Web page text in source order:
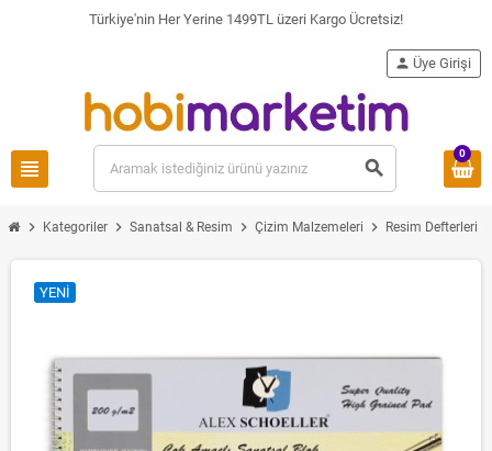
Türkiye'nin Her Yerine 1499TL üzeri Kargo Ücretsiz!
view_headline search
person Üye Girişi
0
chevron_right Kategoriler chevron_right Sanatsal & Resim chevron_right Çizim Malzemeleri chevron_right Resim Defterleri
YENI